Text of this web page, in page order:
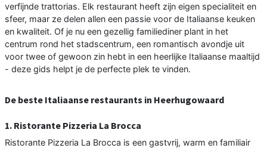
verfijnde trattorias. Elk restaurant heeft zijn eigen specialiteit en
sfeer, maar ze delen allen een passie voor de Italiaanse keuken
en kwaliteit. Of je nu een gezellig familiediner plant in het
centrum rond het stadscentrum, een romantisch avondje uit
voor twee of gewoon zin hebt in een heerlijke Italiaanse maaltijd
- deze gids helpt je de perfecte plek te vinden.
De beste Italiaanse restaurants in Heerhugowaard
1. Ristorante Pizzeria La Brocca
Ristorante Pizzeria La Brocca is een gastvrij, warm en familiair